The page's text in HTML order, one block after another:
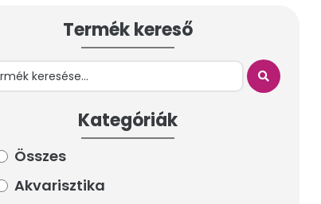
Termék kereső
Kategóriák
Összes
Akvarisztika
Termék kereső
Kategóriák
Összes
Akvarisztika